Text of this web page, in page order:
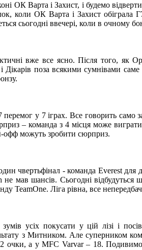
ОК Варта і Захист, і будемо
коли ОК Варта і Захистобіграла
сьогодні ввечері, коли в
вже все ясно. Після того, як
Дікарів поза всякими сумнівами саме
перемог у 7 іграх. Все говорить само
– команда з 4 місця може
офф можуть зробити сюрприз.
чвертьфінал - команда Everest для
не мав шансів. Сьогодні
TeamOne. Ліга рівна, все
усіх покусати у цій лізі і
з Митником. Але суперником
2 очки, а уMFC Varvar– 18.